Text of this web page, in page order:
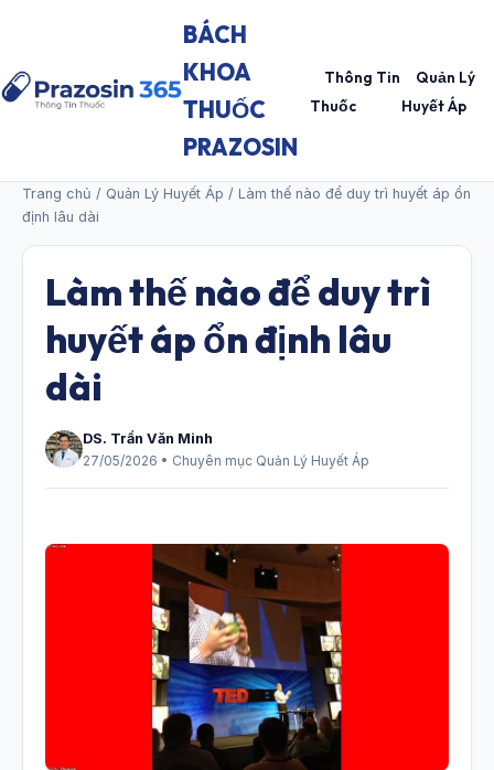
BÁCH
KHOA
THUỐC
PRAZOSIN
Thông Tin
Thuốc
Quản Lý
Huyết Áp
Trang chủ / Quản Lý Huyết Áp / Làm thế nào để duy trì huyết áp ổn
định lâu dài
Làm thế nào để duy trì
huyết áp ổn định lâu
dài
DS. Trần Văn Minh
27/05/2026 • Chuyên mục Quản Lý Huyết Áp